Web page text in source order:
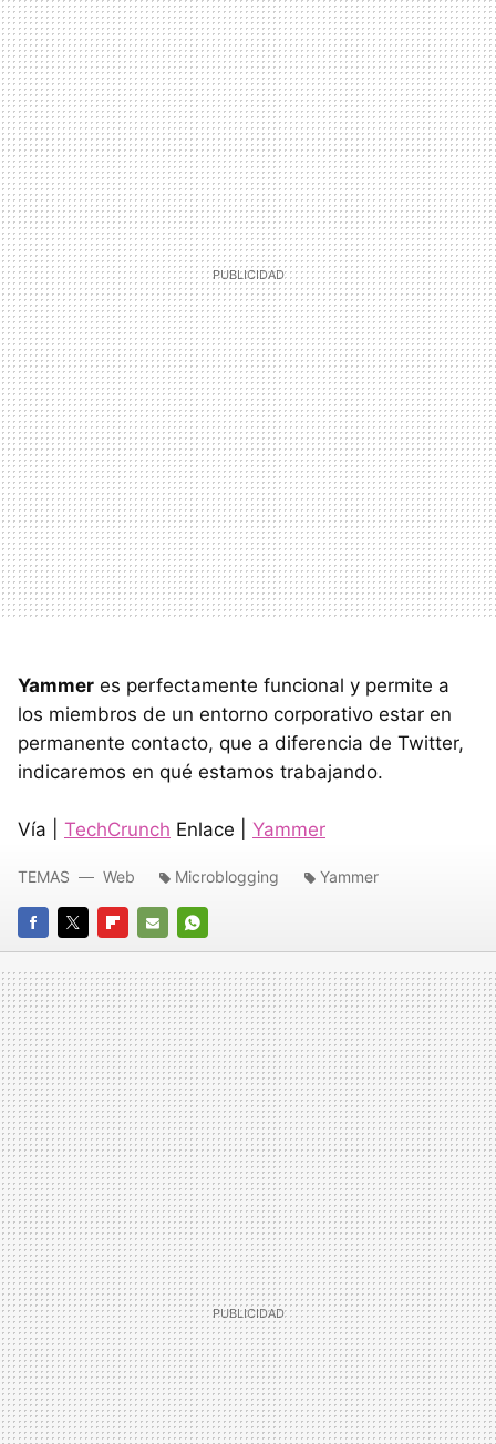
Yammer es perfectamente funcional y permite a
los miembros de un entorno corporativo estar en
permanente contacto, que a diferencia de Twitter,
indicaremos en qué estamos trabajando.
Vía | TechCrunch Enlace | Yammer
FACEBOOK
TWITTERFLIPBOARD
E-
MAIL
WHATSAPP
TEMAS Web Microblogging Yammer